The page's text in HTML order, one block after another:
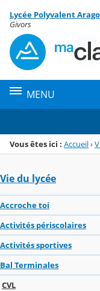
Menu de la
Contenu
Lycée Polyvalent
Givors
MENU
Vous êtes ici : Accueil›
Vie du lycée
Accroche toi
Activités périscolaires
Activités sportives
Bal Terminales
CVL